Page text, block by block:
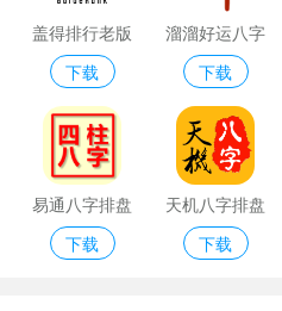
盖得排行老版
本
下载
溜溜好运八字
排盘app官网
版
下载
易通八字排盘
软件破解版
下载
天机八字排盘
软件免费版
下载